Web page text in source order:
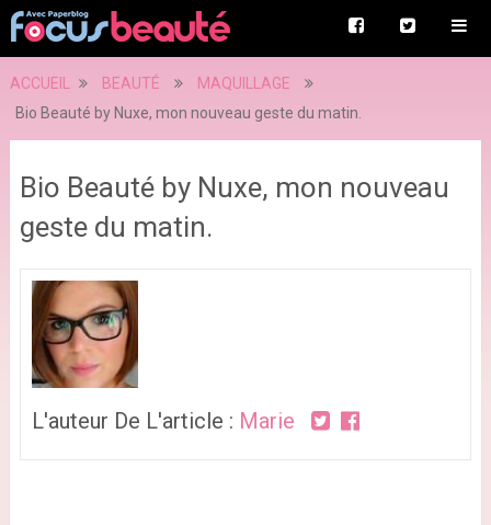
ACCUEIL BEAUTÉ
MAQUILLAGE
Bio Beauté by Nuxe, mon nouveau geste du matin.
Bio Beauté by Nuxe, mon nouveau
geste du matin.
L'auteur De L'article : Marie